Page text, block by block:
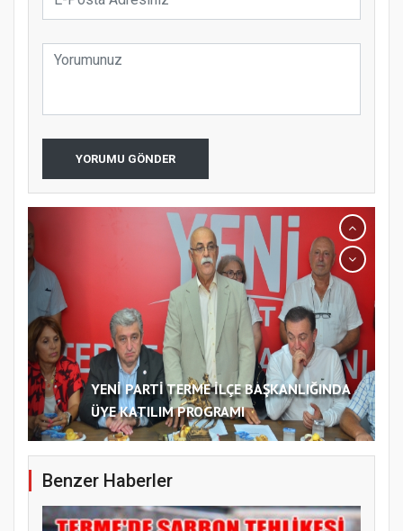
YORUMU GÖNDER
YENİ PARTİ TERME İLÇE BAŞKANLIĞINDA
ÜYE KATILIM PROGRAMI
Benzer Haberler